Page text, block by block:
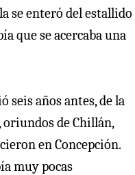
se enteró del estallido
que se acercaba una
seis años antes, de la
oriundos de Chillán,
en Concepción.
muy pocas